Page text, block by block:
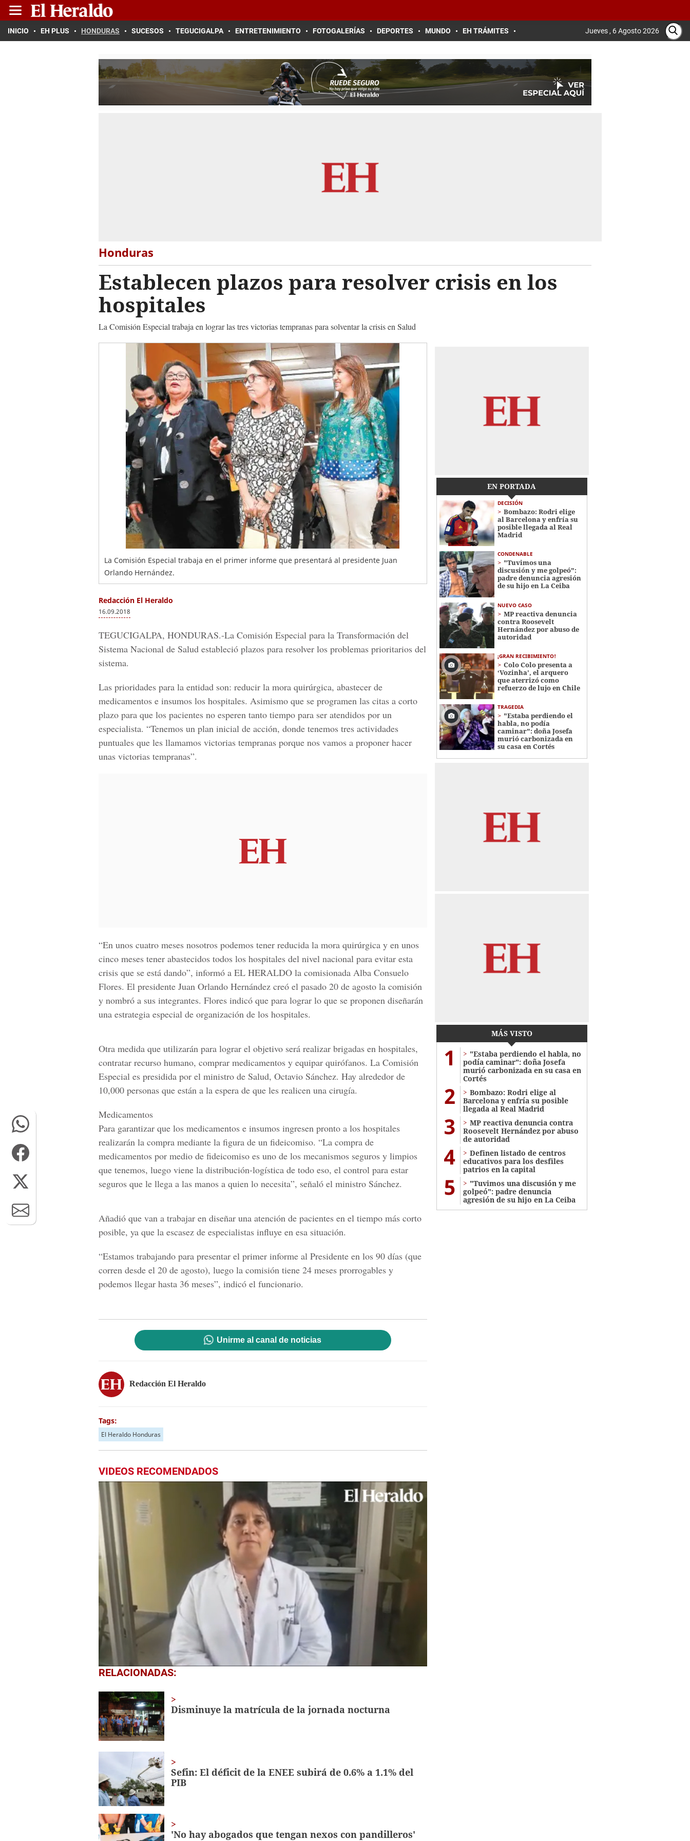
INICIO EH PLUS HONDURAS SUCESOS TEGUCIGALPA ENTRETENIMIENTO FOTOGALERÍAS DEPORTES MUNDO EH TRÁMITES Jueves , 6 Agosto 2026
Honduras
Establecen plazos para resolver crisis en los
hospitales
La Comisión Especial trabaja en lograr las tres victorias tempranas para solventar la crisis en Salud
La Comisión Especial trabaja en el primer informe que presentará al presidente Juan
Orlando Hernández.
Redacción El Heraldo
16.09.2018
TEGUCIGALPA, HONDURAS.-La Comisión Especial para la Transformación del
Sistema Nacional de Salud estableció plazos para resolver los problemas prioritarios del
sistema.
Las prioridades para la entidad son: reducir la mora quirúrgica, abastecer de
medicamentos e insumos los hospitales. Asimismo que se programen las citas a corto
plazo para que los pacientes no esperen tanto tiempo para ser atendidos por un
especialista. “Tenemos un plan inicial de acción, donde tenemos tres actividades
puntuales que les llamamos victorias tempranas porque nos vamos a proponer hacer
unas victorias tempranas”.
“En unos cuatro meses nosotros podemos tener reducida la mora quirúrgica y en unos
cinco meses tener abastecidos todos los hospitales del nivel nacional para evitar esta
crisis que se está dando”, informó a EL HERALDO la comisionada Alba Consuelo
Flores. El presidente Juan Orlando Hernández creó el pasado 20 de agosto la comisión
y nombró a sus integrantes. Flores indicó que para lograr lo que se proponen diseñarán
una estrategia especial de organización de los hospitales.
Otra medida que utilizarán para lograr el objetivo será realizar brigadas en hospitales,
contratar recurso humano, comprar medicamentos y equipar quirófanos. La Comisión
Especial es presidida por el ministro de Salud, Octavio Sánchez. Hay alrededor de
10,000 personas que están a la espera de que les realicen una cirugía.
Medicamentos
Para garantizar que los medicamentos e insumos ingresen pronto a los hospitales
realizarán la compra mediante la figura de un fideicomiso. “La compra de
medicamentos por medio de fideicomiso es uno de los mecanismos seguros y limpios
que tenemos, luego viene la distribución-logística de todo eso, el control para estar
seguros que le llega a las manos a quien lo necesita”, señaló el ministro Sánchez.
Añadió que van a trabajar en diseñar una atención de pacientes en el tiempo más corto
posible, ya que la escasez de especialistas influye en esa situación.
“Estamos trabajando para presentar el primer informe al Presidente en los 90 días (que
corren desde el 20 de agosto), luego la comisión tiene 24 meses prorrogables y
podemos llegar hasta 36 meses”, indicó el funcionario.
Unirme al canal de noticias
Redacción El Heraldo
Tags:
El Heraldo Honduras
VIDEOS RECOMENDADOS
0
seconds
2
minutes,
51
secondsVolume
0%
RELACIONADAS:
Disminuye la matrícula de la jornada nocturna
Sefin: El déficit de la ENEE subirá de 0.6% a 1.1% del
PIB
'No hay abogados que tengan nexos con pandilleros'
EN PORTADA
DECISIÓN
Bombazo: Rodri elige
al Barcelona y enfría su
posible llegada al Real
Madrid
CONDENABLE
"Tuvimos una
discusión y me golpeó":
padre denuncia agresión
de su hijo en La Ceiba
NUEVO CASO
MP reactiva denuncia
contra Roosevelt
Hernández por abuso de
autoridad
¡GRAN RECIBIMIENTO!
Colo Colo presenta a
‘Vozinha’, el arquero
que aterrizó como
refuerzo de lujo en Chile
TRAGEDIA
"Estaba perdiendo el
habla, no podía
caminar": doña Josefa
murió carbonizada en
su casa en Cortés
MÁS VISTO
1
"Estaba perdiendo el habla, no
podía caminar": doña Josefa
murió carbonizada en su casa en
Cortés
2
Bombazo: Rodri elige al
Barcelona y enfría su posible
llegada al Real Madrid
3
MP reactiva denuncia contra
Roosevelt Hernández por abuso
de autoridad
4
Definen listado de centros
educativos para los desfiles
patrios en la capital
5
"Tuvimos una discusión y me
golpeó": padre denuncia
agresión de su hijo en La Ceiba